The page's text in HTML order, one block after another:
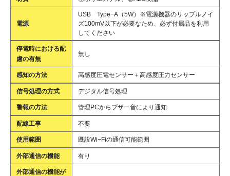
電源
USB Type−A（5W）※電源機器のリップルノイ
ズ100mV以下が必要なため、必ず付属品を利用
してください
停電時における配
慮の有無
無し
感知の方法 高感度圧電センサー＋高感度圧力センサー
信号処理の方式 デジタル信号処理
警報の方法 管理PCからブザー音により通知
配線工事 不要
使用範囲 既設Wi−Fiの通信可能範囲
外部通信の機能 有り
外部通信の機能が